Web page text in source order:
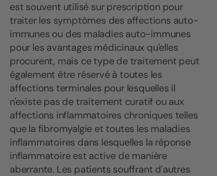
est souvent utilisé sur prescription pour
traiter les symptômes des affections auto-
immunes ou des maladies auto-immunes
pour les avantages médicinaux qu'elles
procurent, mais ce type de traitement peut
également être réservé à toutes les
affections terminales pour lesquelles il
n'existe pas de traitement curatif ou aux
affections inflammatoires chroniques telles
que la fibromyalgie et toutes les maladies
inflammatoires dans lesquelles la réponse
inflammatoire est active de manière
aberrante. Les patients souffrant d'autres